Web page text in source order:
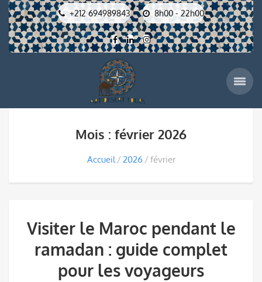
+212 694989843 8h00 - 22h00
Mois : février 2026
Accueil 2026 février
Visiter le Maroc pendant le
ramadan : guide complet
pour les voyageurs